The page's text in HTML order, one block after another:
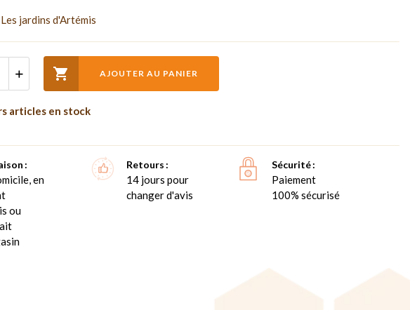
jardins d'Artémis
 AJOUTER AU PANIER
articles en stock
en
ou
Retours
14 jours pour
changer d'avis
Sécurité
Paiement
100% sécurisé